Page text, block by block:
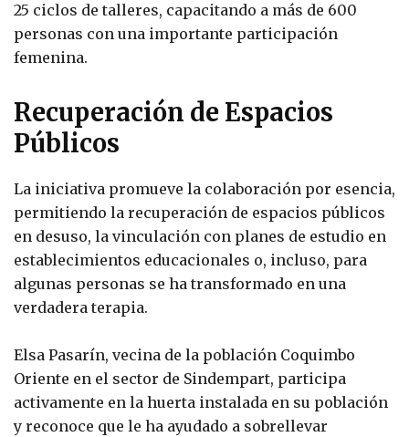
25 ciclos de talleres, capacitando a más de 600
personas con una importante participación
femenina.
Recuperación de Espacios
Públicos
La iniciativa promueve la colaboración por esencia,
permitiendo la recuperación de espacios públicos
en desuso, la vinculación con planes de estudio en
establecimientos educacionales o, incluso, para
algunas personas se ha transformado en una
verdadera terapia.
Elsa Pasarín, vecina de la población Coquimbo
Oriente en el sector de Sindempart, participa
activamente en la huerta instalada en su población
y reconoce que le ha ayudado a sobrellevar